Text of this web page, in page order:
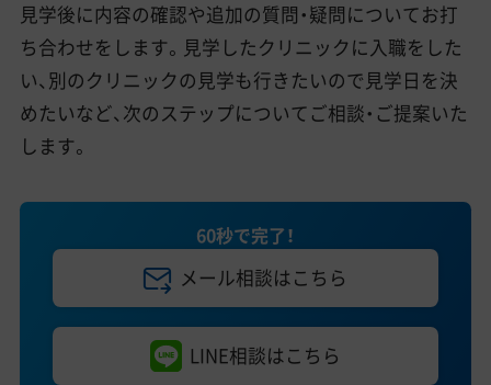
見学後に内容の確認や追加の質問・疑問についてお打
ち合わせをします。見学したクリニックに入職をした
い、別のクリニックの見学も行きたいので見学日を決
めたいなど、次のステップについてご相談・ご提案いた
します。
60秒で完了！
メール相談はこちら
LINE相談はこちら